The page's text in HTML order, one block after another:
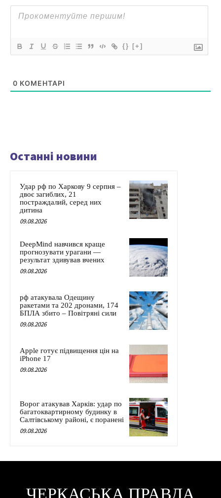
{} [+]
0 КОМЕНТАРІ
Останні новини
Удар рф по Харкову 9 серпня –
двоє загиблих, 21
постраждалий, серед них
дитина
09.08.2026
DeepMind навчився краще
прогнозувати урагани —
результат здивував вчених
09.08.2026
рф атакувала Одещину
ракетами та 202 дронами, 174
БПЛА збито – Повітряні сили
09.08.2026
Apple готує підвищення цін на
iPhone 17
09.08.2026
Ворог атакував Харків: удар по
багатоквартирному будинку в
Салтівському районі, є поранені
09.08.2026